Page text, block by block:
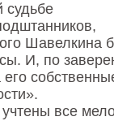
судьбе
Шавелкина
И, по
все